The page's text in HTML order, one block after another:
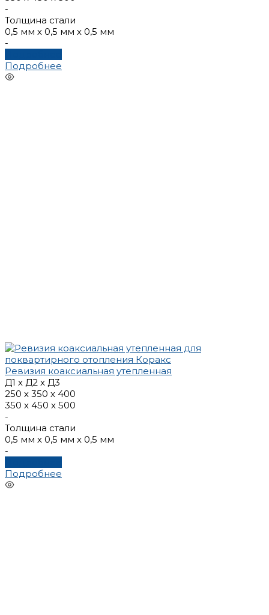
-
Толщина стали
0,5 мм х 0,5 мм х 0,5 мм
-
Подробнее
Ревизия коаксиальная утепленная
Д1 х Д2 x Д3
250 х 350 х 400
350 х 450 х 500
-
Толщина стали
0,5 мм х 0,5 мм х 0,5 мм
-
Подробнее